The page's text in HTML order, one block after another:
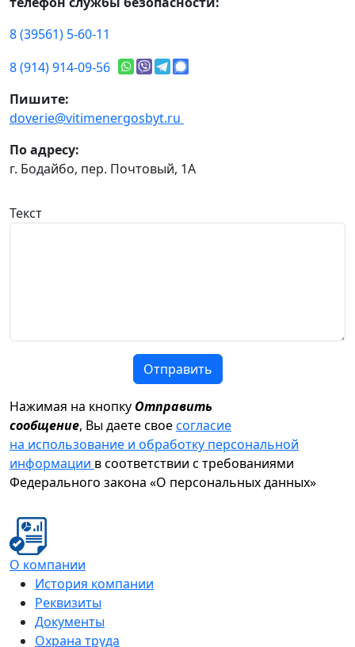
8 (39561) 5-60-11
8 (914) 914-09-56
Пишите:
doverie@vitimenergosbyt.ru
По адресу:
г. Бодайбо, пер. Почтовый, 1А
Текст
Отправить
Нажимая на кнопку Отправить
сообщение, Вы даете своесогласие
на использование и обработку персональной
информации в соответствии с требованиями
Федерального закона «О персональных данных»
О компании
История компании
Реквизиты
Документы
Охрана труда